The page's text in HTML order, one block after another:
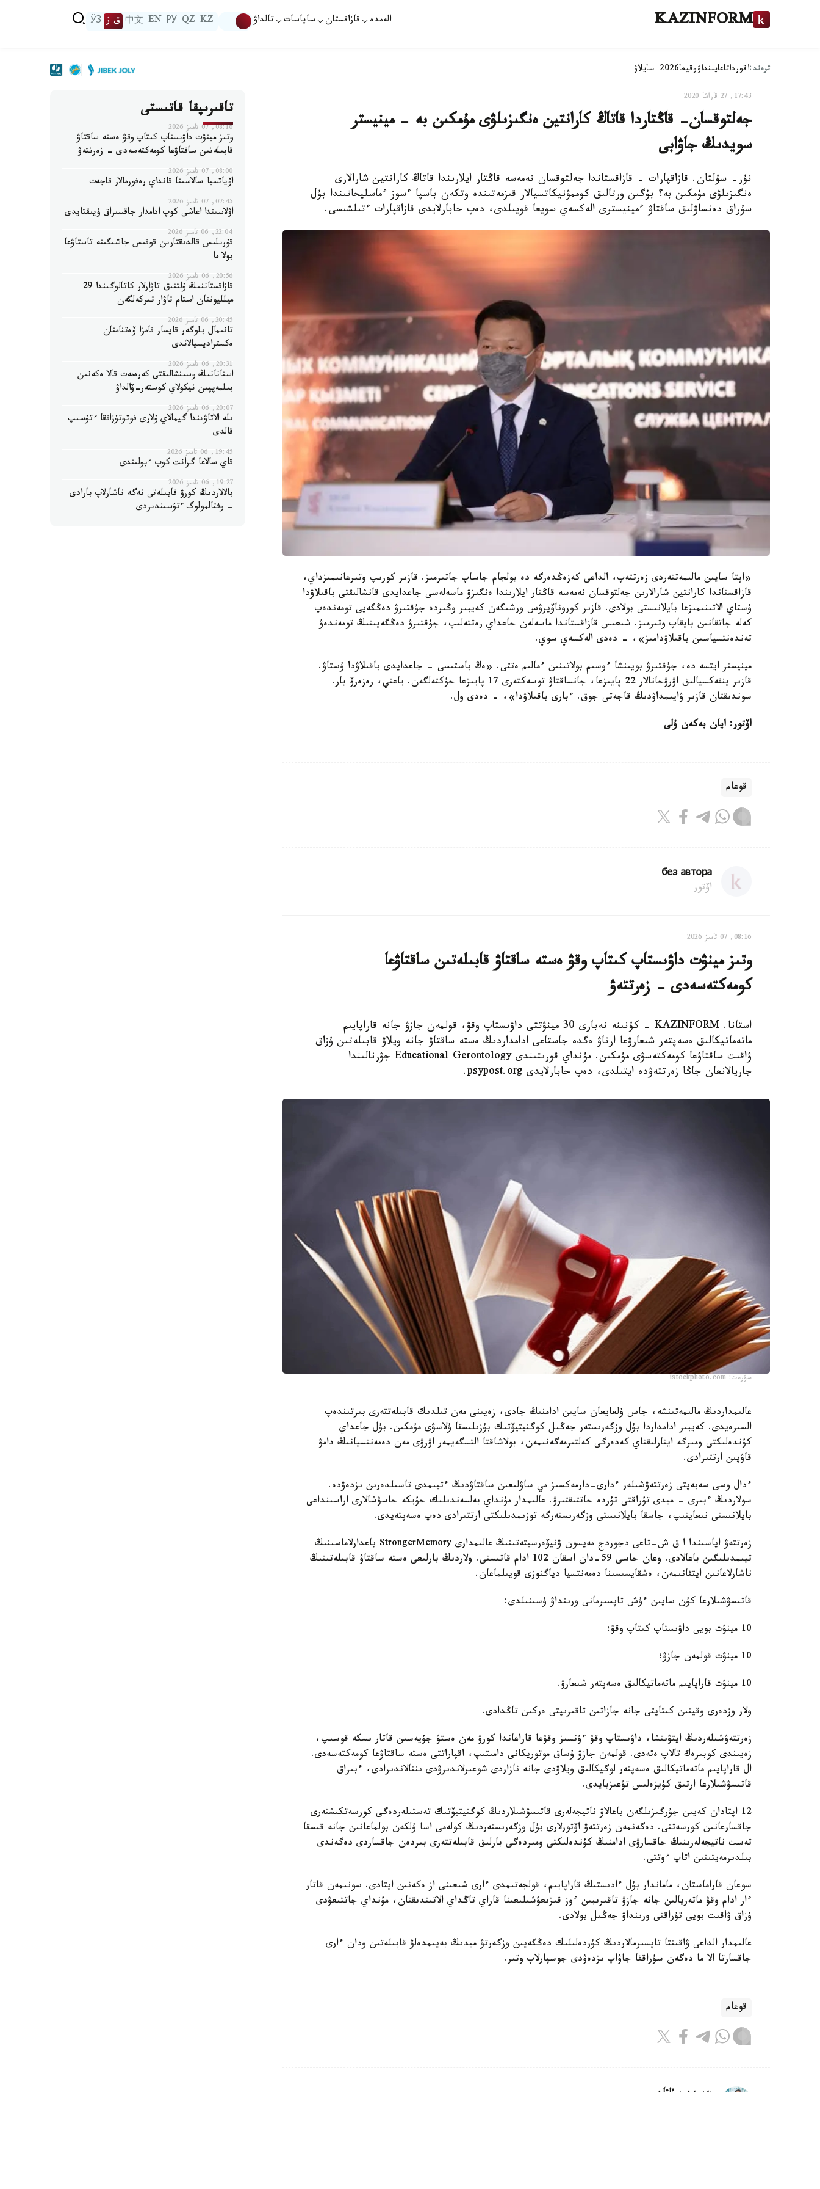
KAZINFORM الەمدە قازاقستان ساياسات تالداۋ KZ
QZ
РУ
EN
中文 ق ز ЎЗ
ترەند:اقورداتاعايىنداۋوقيعا2026-سايلاۋ
17:43, 27 قاراشا 2020
جەلتوقسان- قاڭتاردا قاتاڭ كارانتين ەنگىزىلۋى مۇمكىن بە - مينيستر
سويدىڭ جاۋابى
نۇر- سۇلتان. قازاقپارات - قازاقستاندا جەلتوقسان نەمەسە قاڭتار ايلارىندا قاتاڭ كارانتين شارالارى
ەنگىزىلۋى مۇمكىن بە؟ بۇگىن ورتالىق كوممۋنيكاتسيالار قىزمەتىندە وتكەن باسپا ءسوز ءماسليحاتىندا بۇل
سۇراق دەنساۋلىق ساقتاۋ ءمينيسترى الەكسەي سويعا قويىلدى، دەپ حابارلايدى قازاقپارات ءتىلشىسى.
«اپتا سايىن مالىمەتتەردى زەرتتەپ، الداعى كەزەڭدەرگە دە بولجام جاساپ جاتىرمىز. قازىر كورىپ وتىرعانىمىزداي،
قازاقستاندا كارانتين شارالارىن جەلتوقسان نەمەسە قاڭتار ايلارىندا ەنگىزۋ ماسەلەسى جاعدايدى قانشالىقتى باقىلاۋدا
ۇستاي الاتىنىمىزعا بايلانىستى بولادى. قازىر كوروناۆيرۋس ورشىگەن كەيبىر وڭىردە جۇقتىرۋ دەڭگەيى تومەندەپ
كەلە جاتقانىن بايقاپ وتىرمىز. شىعىس قازاقستاندا ماسەلەن جاعداي رەتتەلىپ، جۇقتىرۋ دەڭگەيىنىڭ تومەندەۋ
تەندەنتسياسىن باقىلاۋدامىز»، - دەدى الەكسەي سوي.
مينيستر ايتسە دە، جۇقتىرۋ بويىنشا ءوسىم بولاتىنىن ءمالىم ەتتى. «ەڭ باستىسى - جاعدايدى باقىلاۋدا ۇستاۋ.
قازىر ينفەكسيالىق اۋرۋحانالار 22 پايىزعا، جانساقتاۋ توسەكتەرى 17 پايىزعا جۇكتەلگەن. ياعني، رەزەرۆ بار.
سوندىقتان قازىر ۋايىمداۋدىڭ قاجەتى جوق. ءبارى باقىلاۋدا»، - دەدى ول.
اۆتور: ايان بەكەن ۇلى
قوعام
без автора
اۆتور
08:16, 07 تامىز 2026
وتىز مينۋت داۋىستاپ كىتاپ وقۋ ەستە ساقتاۋ قابىلەتىن ساقتاۋعا
كومەكتەسەدى - زەرتتەۋ
استانا. KAZINFORM - كۇنىنە نەبارى 30 مينۋتتى داۋىستاپ وقۋ، قولمەن جازۋ جانە قاراپايىم
ماتەماتيكالىق ەسەپتەر شىعارۋعا ارناۋ ەگدە جاستاعى ادامداردىڭ ەستە ساقتاۋ جانە ويلاۋ قابىلەتىن ۇزاق
ۋاقىت ساقتاۋعا كومەكتەسۋى مۇمكىن. مۇنداي قورىتىندى Educational Gerontology جۋرنالىندا
جاريالانعان جاڭا زەرتتەۋدە ايتىلدى، دەپ حابارلايدى psypost.org.
سۋرەت: istockphoto.com
عالىمداردىڭ مالىمەتىنشە، جاس ۇلعايعان سايىن ادامنىڭ جادى، زەيىنى مەن تىلدىك قابىلەتتەرى بىرتىندەپ
السىرەيدى. كەيبىر ادامداردا بۇل وزگەرىستەر جەڭىل كوگنيتيۆتىك بۇزىلىسقا ۇلاسۋى مۇمكىن. بۇل جاعداي
كۇندەلىكتى ومىرگە ايتارلىقتاي كەدەرگى كەلتىرمەگەنىمەن، بولاشاقتا التسگەيمەر اۋرۋى مەن دەمەنتسيانىڭ دامۋ
قاۋپىن ارتتىرادى.
ءدال وسى سەبەپتى زەرتتەۋشىلەر ءدارى-دارمەكسىز مي ساۋلىعىن ساقتاۋدىڭ ءتيىمدى تاسىلدەرىن ىزدەۋدە.
سولاردىڭ ءبىرى - ميدى تۇراقتى تۇردە جاتتىقتىرۋ. عالىمدار مۇنداي بەلسەندىلىك جۇيكە جاسۋشالارى اراسىنداعى
بايلانىستى نىعايتىپ، جاسقا بايلانىستى وزگەرىستەرگە توزىمدىلىكتى ارتتىرادى دەپ ەسەپتەيدى.
زەرتتەۋ اياسىندا ا ق ش-تاعى دجوردج مەيسون ۋنيۆەرسيتەتىنىڭ عالىمدارى StrongerMemory باعدارلاماسىنىڭ
تيىمدىلىگىن باعالادى. وعان جاسى 59-دان اسقان 102 ادام قاتىستى. ولاردىڭ بارلىعى ەستە ساقتاۋ قابىلەتىنىڭ
ناشارلاعانىن ايتقانىمەن، ەشقايسىسىنا دەمەنتسيا دياگنوزى قويىلماعان.
قاتىسۋشىلارعا كۇن سايىن ءۇش تاپسىرمانى ورىنداۋ ۇسىنىلدى:
10 مينۋت بويى داۋىستاپ كىتاپ وقۋ؛
10 مينۋت قولمەن جازۋ؛
10 مينۋت قاراپايىم ماتەماتيكالىق ەسەپتەر شىعارۋ.
ولار وزدەرى وقيتىن كىتاپتى جانە جازاتىن تاقىرىپتى ەركىن تاڭدادى.
زەرتتەۋشىلەردىڭ ايتۋىنشا، داۋىستاپ وقۋ ءۇنسىز وقۋعا قاراعاندا كورۋ مەن ەستۋ جۇيەسىن قاتار ىسكە قوسىپ،
زەيىندى كوبىرەك تالاپ ەتەدى. قولمەن جازۋ ۇساق موتوريكانى دامىتىپ، اقپاراتتى ەستە ساقتاۋعا كومەكتەسەدى.
ال قاراپايىم ماتەماتيكالىق ەسەپتەر لوگيكالىق ويلاۋدى جانە نازاردى شوعىرلاندىرۋدى ىنتالاندىرادى، ءبىراق
قاتىسۋشىلارعا ارتىق كۇيزەلىس تۋعىزبايدى.
12 اپتادان كەيىن جۇرگىزىلگەن باعالاۋ ناتيجەلەرى قاتىسۋشىلاردىڭ كوگنيتيۆتىك تەستىلەردەگى كورسەتكىشتەرى
جاقسارعانىن كورسەتتى. دەگەنمەن زەرتتەۋ اۆتورلارى بۇل وزگەرىستەردىڭ كولەمى اسا ۇلكەن بولماعانىن جانە قىسقا
تەست ناتيجەلەرىنىڭ جاقسارۋى ادامنىڭ كۇندەلىكتى ومىردەگى بارلىق قابىلەتتەرى بىردەن جاقساردى دەگەندى
بىلدىرمەيتىنىن اتاپ ءوتتى.
سوعان قاراماستان، ماماندار بۇل ءادىستىڭ قاراپايىم، قولجەتىمدى ءارى شىعىنى از ەكەنىن ايتادى. سونىمەن قاتار
ءار ادام وقۋ ماتەريالىن جانە جازۋ تاقىرىبىن ءوز قىزىعۋشىلىعىنا قاراي تاڭداي الاتىندىقتان، مۇنداي جاتتىعۋدى
ۇزاق ۋاقىت بويى تۇراقتى ورىنداۋ جەڭىل بولادى.
عالىمدار الداعى ۋاقىتتا تاپسىرمالاردىڭ كۇردەلىلىك دەڭگەيىن وزگەرتۋ ميدىڭ بەيىمدەلۋ قابىلەتىن ودان ءارى
جاقسارتا الا ما دەگەن سۇراققا جاۋاپ ىزدەۋدى جوسپارلاپ وتىر.
قوعام
بەيسەن سۇلتان
تاقىرىپقا قاتىستى
08:16, 07 تامىز 2026
وتىز مينۋت داۋىستاپ كىتاپ وقۋ ەستە ساقتاۋ
قابىلەتىن ساقتاۋعا كومەكتەسەدى - زەرتتەۋ
08:00, 07 تامىز 2026
اۆياتسيا سالاسىنا قانداي رەفورمالار قاجەت
07:45, 07 تامىز 2026
اۋلاسىندا اعاشى كوپ ادامدار جاقسىراق ۇيىقتايدى
22:04, 06 تامىز 2026
قۇرىلىس قالدىقتارىن قوقىس جاشىگىنە تاستاۋعا
بولا ما
20:56, 06 تامىز 2026
قازاقستاننىڭ ۇلتتىق تاۋارلار كاتالوگىندا 29
ميلليوننان استام تاۋار تىركەلگەن
20:45, 06 تامىز 2026
تانىمال بلوگەر قايسار قامزا ۆەتنامنان
ەكستراديسيالاندى
20:31, 06 تامىز 2026
استانانىڭ وسىنشالىقتى كەرەمەت قالا ەكەنىن
بىلمەپپىن نيكولاي كوستەر-ۆالداۋ
20:07, 06 تامىز 2026
ىلە الاتاۋىندا گيمالاي ۇلارى فوتوتۇزاققا ءتۇسىپ
قالدى
19:45, 06 تامىز 2026
قاي سالاعا گرانت كوپ ءبولىندى
19:27, 06 تامىز 2026
بالالاردىڭ كورۋ قابىلەتى نەگە ناشارلاپ بارادى
- وفتالمولوگ ءتۇسىندىردى